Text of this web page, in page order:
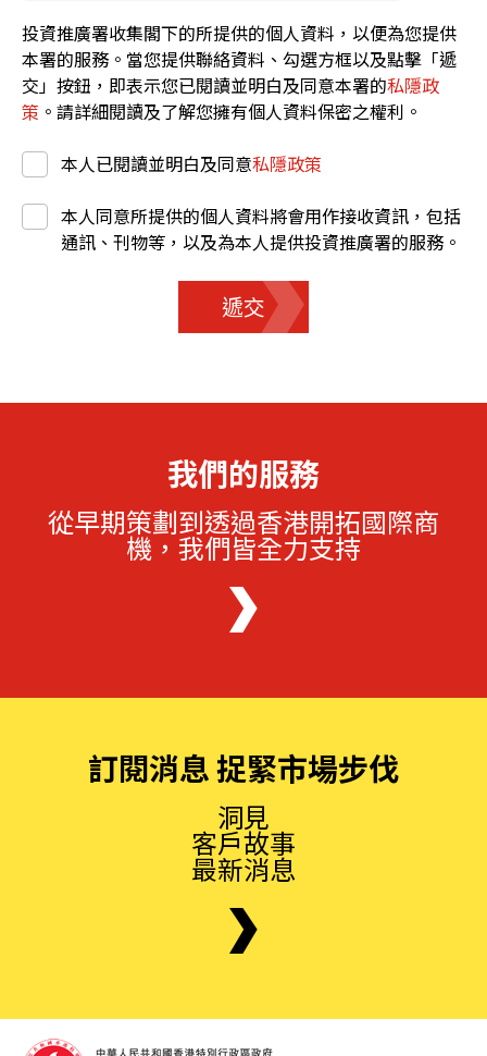
投資推廣署收集閣下的所提供的個人資料，以便為您提供
本署的服務。當您提供聯絡資料、勾選方框以及點擊「遞
交」按鈕，即表示您已閱讀並明白及同意本署的私隱政
策 。請詳細閱讀及了解您擁有個人資料保密之權利。
本人已閱讀並明白及同意私隱政策
本人同意所提供的個人資料將會用作接收資訊，包括
通訊、刊物等，以及為本人提供投資推廣署的服務。
遞交
我們的服務
從早期策劃到透過香港開拓國際商
機，我們皆全力支持
訂閱消息 捉緊市場步伐
洞見
客戶故事
最新消息